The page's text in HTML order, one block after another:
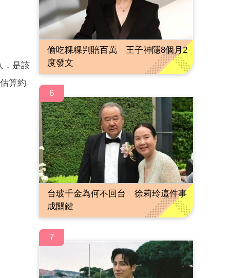
，是該
算約
偷吃粿粿判賠百萬 王子神隱8個月2
度發文
6
台玻千金為何不回台 徐莉玲這件事
成關鍵
7